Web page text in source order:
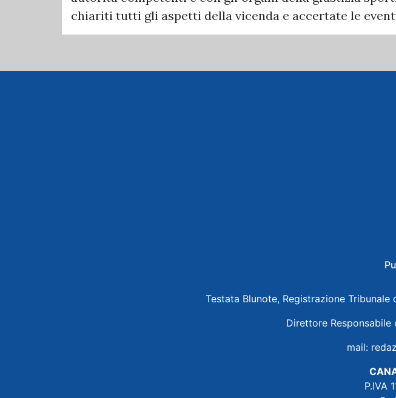
chiariti tutti gli aspetti della vicenda e accertate le
Testata Blunote, Registrazione
Direttore Responsabile
mail:
P.IVA